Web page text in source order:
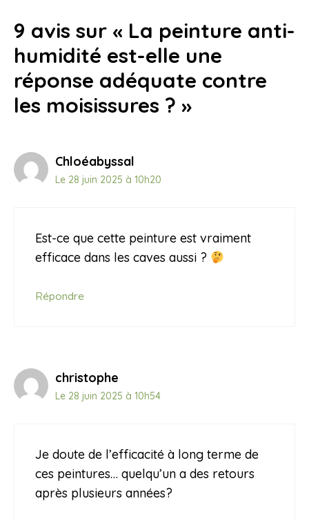
9 avis sur « La peinture anti-
humidité est-elle une
réponse adéquate contre
les moisissures ? »
Chloéabyssal
Le 28 juin 2025 à 10h20
Est-ce que cette peinture est vraiment
efficace dans les caves aussi ?
Répondre
christophe
Le 28 juin 2025 à 10h54
Je doute de l’efficacité à long terme de
ces peintures… quelqu’un a des retours
après plusieurs années?